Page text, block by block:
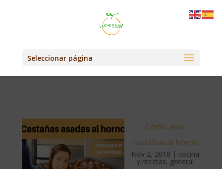
Seleccionar página
Cómo asar
castañas al horno
Nov 2, 2018 | cocina
y recetas, general